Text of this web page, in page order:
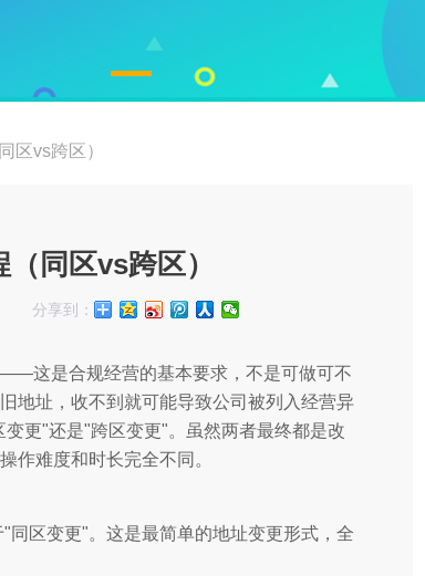
区vs跨区）
同区vs跨区）
分享到：
这是合规经营的基本要求，不是可做可不
地址，收不到就可能导致公司被列入经营异
更"还是"跨区变更"。虽然两者最终都是改
作难度和时长完全不同。
区变更"。这是最简单的地址变更形式，全